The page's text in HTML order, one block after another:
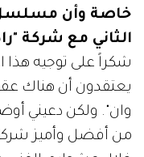
خاصة وأن مسلسل
الثاني مع شركة
شكراً على توجيه هذا
يعتقدون أن هناك
وان". ولكن دعيني
من أفضل وأميز